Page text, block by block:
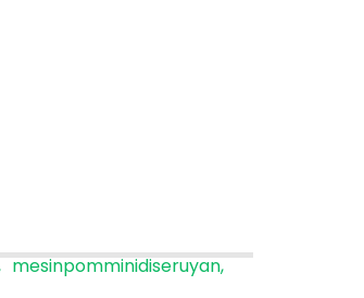
mesinpomminidiseruyan